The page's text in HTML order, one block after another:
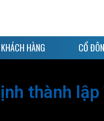
HÀNG CỔ
thành lập